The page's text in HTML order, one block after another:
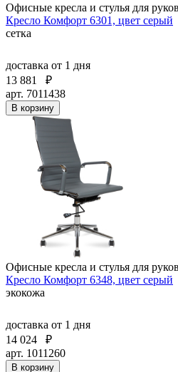
Офисные кресла и стулья для
Кресло Комфорт 6301, цвет серый
сетка
доставка от 1 дня
13 881
₽
арт. 7011438
В корзину
Офисные кресла и стулья для
Кресло Комфорт 6348, цвет серый
экокожа
доставка от 1 дня
14 024
₽
арт. 1011260
В корзину